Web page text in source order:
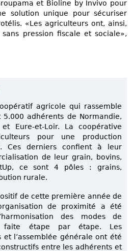
et Bioline by Invivo pour
solution unique pour sécuriser
«Les agriculteurs ont, ainsi,
pression fiscale et sociale»,
agricole qui rassemble
adhérents de Normandie,
et Eure-et-Loir. La coopérative
pour une production
Ces derniers confient à leur
de leur grain, bovins,
ce sont 4 pôles : grains,
rurale.
de cette première année de
de proximité a été
des modes de
faite étape par étape. Les
et l’assemblée générale ont été
entre les adhérents et